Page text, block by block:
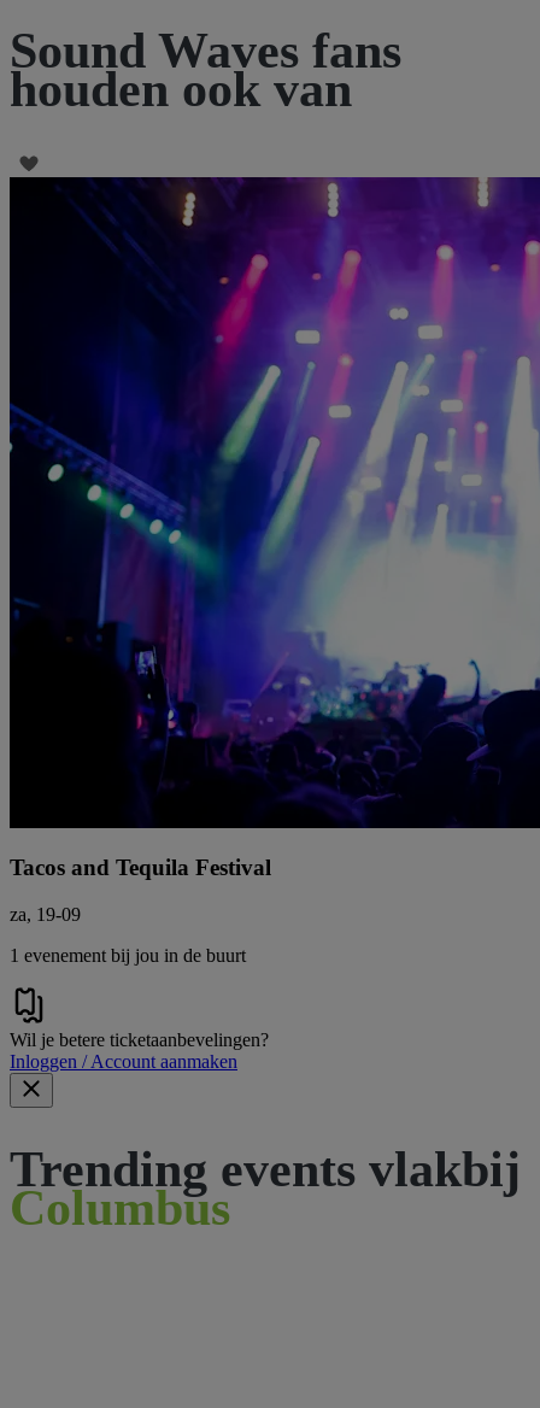
Sound Waves fans
houden ook van
Tacos and Tequila Festival
za, 19-09
1 evenement bij jou in de buurt
Wil je betere ticketaanbevelingen?
Inloggen / Account aanmaken
Trending events vlakbij
Columbus